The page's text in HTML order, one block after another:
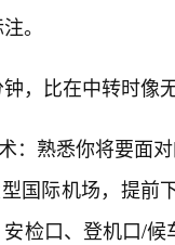
。
，比在中转时像
：熟悉你将要面
型国际机场，提
检口、登机口/